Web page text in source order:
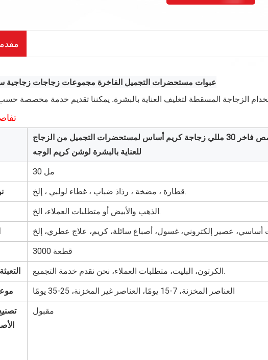
عبوات مستحضرات التجميل الفاخرة مجموعات زجاجات زجاجية سعة
تصميم جديد مخصص فاخر 30 مللي زجاجة كريم أساس لمستحضرات التجميل من الزجاج
للعناية بالبشرة لوشن كريم الوجه
30 مل
قطارة ، مضخة ، رذاذ ضباب ، غطاء لولبي ، إلخ.
الذهب والأبيض أو متطلبات العملاء، الخ.
3000 قطعة
الكرتون، البليت، متطلبات العملاء، نحن نقدم خدمة التجميع.
العناصر المخزنة، 7-15 يومًا، العناصر غير المخزنة، 25-35 يومًا
مقبول